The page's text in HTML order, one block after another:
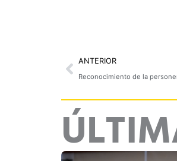
Prev
ANTERIOR